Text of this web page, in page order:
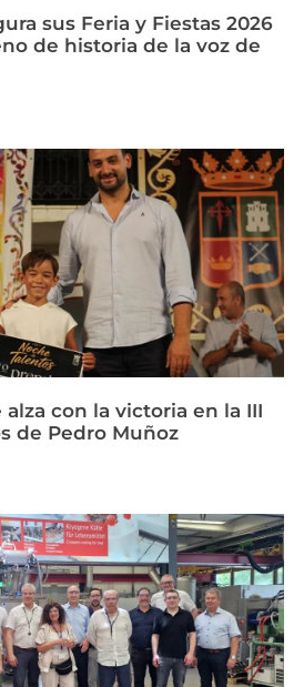
sus Feria y Fiestas 2026
de historia de la voz de
con la victoria en la III
de Pedro Muñoz